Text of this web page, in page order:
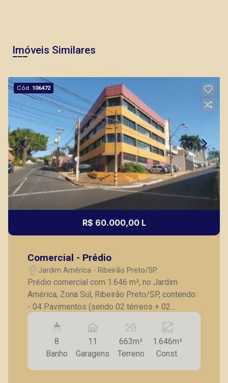
Imóveis Similares
Cód. 106472
R$ 60.000,00 L
Comercial - Prédio
Jardim América - Ribeirão Preto/SP
Prédio comercial com 1.646 m², no Jardim
América, Zona Sul, Ribeirão Preto/SP, contendo:
- 04 Pavimentos (sendo 02 térreos + 02
superior); - Térreo acessibilidade, recepção,
salas, banheiros. * Cada pavimento tem: - Amplo
salão com vão livre; - Salas; - Cortina blackout; -
Ventilador de teto; - Luminárias; - Banheiro
masculino e feminino; - Banheiro adaptado para
8
Banho
11
Garagens
663m²
Terreno
1.646m²
Const.